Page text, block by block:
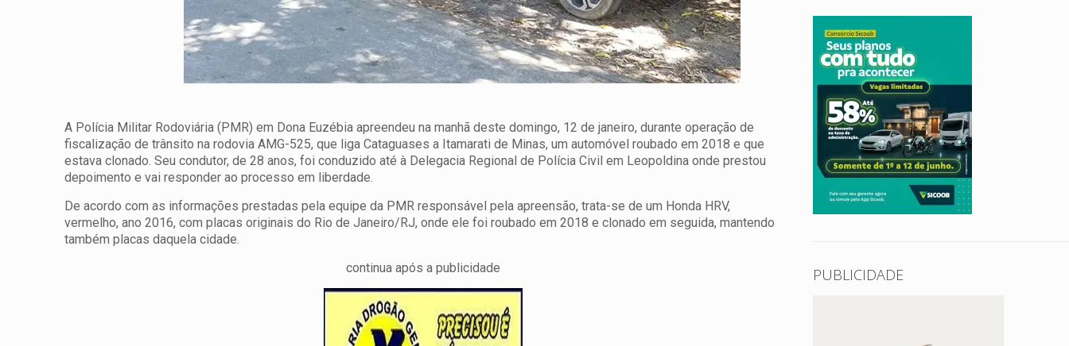
A Polícia Militar Rodoviária (PMR) em Dona Euzébia apreendeu na manhã deste domingo, 12 de janeiro, durante operação de
fiscalização de trânsito na rodovia AMG-525, que liga Cataguases a Itamarati de Minas, um automóvel roubado em 2018 e que
estava clonado. Seu condutor, de 28 anos, foi conduzido até à Delegacia Regional de Polícia Civil em Leopoldina onde prestou
depoimento e vai responder ao processo em liberdade.
De acordo com as informações prestadas pela equipe da PMR responsável pela apreensão, trata-se de um Honda HRV,
vermelho, ano 2016, com placas originais do Rio de Janeiro/RJ, onde ele foi roubado em 2018 e clonado em seguida, mantendo
também placas daquela cidade.
continua após a publicidade
PUBLICIDADE